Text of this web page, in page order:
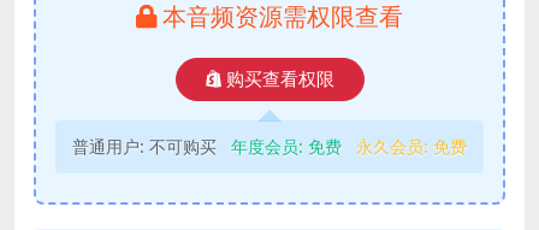
本音频资源需权限查看
购买查看权限
普通用户: 不可购买 年度会员: 免费 永久会员: 免费